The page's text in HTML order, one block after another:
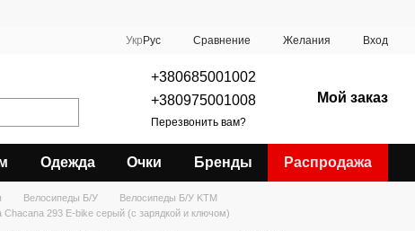
Укр Рус Сравнение Желания Вход
+380685001002
+380975001008
Перезвонить вам?
Мой заказ
Одежда Очки Бренды Распродажа
Велосипеды Б/У
Велосипеды Б/У KTM
293 E-bike серый (с зарядкой и ключом)